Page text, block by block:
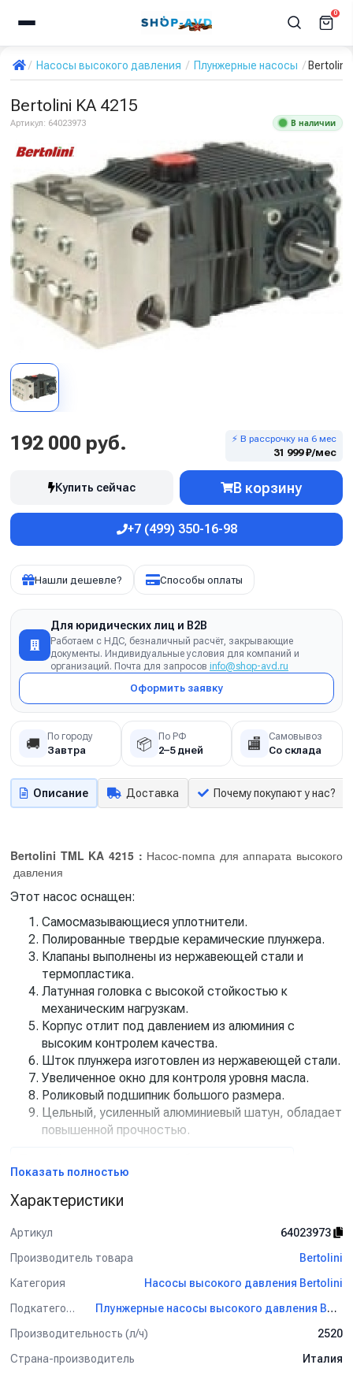
0
Насосы высокого давления Плунжерные насосы Bertolini
Bertolini KA 4215
Артикул: 64023973 В наличии
192 000 руб. ⚡ В рассрочку на 6 мес
31 999 ₽/мес
Купить сейчас В корзину
+7 (499) 350-16-98
Нашли дешевле? Способы оплаты
Для юридических лиц и B2B
Работаем с НДС, безналичный расчёт, закрывающие
документы. Индивидуальные условия для компаний и
организаций. Почта для запросов info@shop-avd.ru
Оформить заявку
🚚 По городу
Завтра 📦 По РФ
2–5 дней 🏬 Самовывоз
Со склада
Описание Доставка Почему покупают у нас?
Bertolini TML KA 4215 : Насос-помпа для аппарата высокого
давления
Этот насос оснащен:
Самосмазывающиеся уплотнители.
Полированные твердые керамические плунжера.
Клапаны выполнены из нержавеющей стали и
термопластика.
Латунная головка с высокой стойкостью к
механическим нагрузкам.
Корпус отлит под давлением из алюминия с
высоким контролем качества.
Шток плунжера изготовлен из нержавеющей стали.
Увеличенное окно для контроля уровня масла.
Роликовый подшипник большого размера.
Цельный, усиленный алюминиевый шатун, обладает
повышенной прочностью.
Показать полностью
Характеристики
Артикул
64023973
Производитель товара
Bertolini
Категория
Насосы высокого давления Bertolini
Подкатегория
Плунжерные насосы высокого давления Bertolini
Производительность (л/ч)
2520
Страна-производитель
Италия